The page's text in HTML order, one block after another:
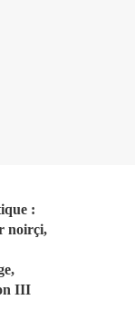
:
noirçi,
III